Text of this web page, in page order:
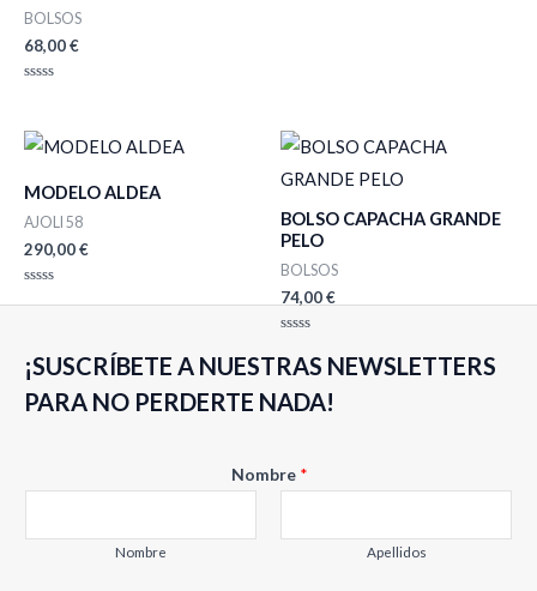
BOLSOS
68,00€
de
5
MODELO ALDEA
AJOLI 58
290,00€
BOLSO CAPACHA GRANDE
PELO
BOLSOS
74,00€
con
0
5
¡SUSCRÍBETE A NUESTRAS NEWSLETTERS
PARA NO PERDERTE NADA!
Nombre *
Nombre Apellidos